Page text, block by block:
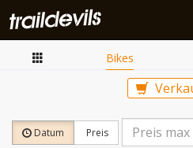
Bikes
Datum Preis